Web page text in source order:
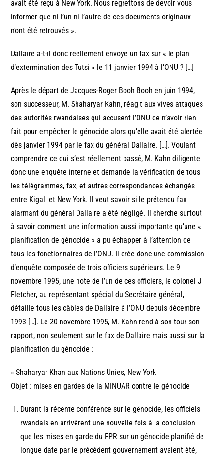
avait été reçu à New York. Nous regrettons de devoir vous
informer que ni l’un ni l’autre de ces documents originaux
n’ont été retrouvés ».
Dallaire a-t-il donc réellement envoyé un fax sur « le plan
d’extermination des Tutsi » le 11 janvier 1994 à l’ONU ? […]
Après le départ de Jacques-Roger Booh Booh en juin 1994,
son successeur, M. Shaharyar Kahn, réagit aux vives attaques
des autorités rwandaises qui accusent l’ONU de n’avoir rien
fait pour empêcher le génocide alors qu’elle avait été alertée
dès janvier 1994 par le fax du général Dallaire. […]. Voulant
comprendre ce qui s’est réellement passé, M. Kahn diligente
donc une enquête interne et demande la vérification de tous
les télégrammes, fax, et autres correspondances échangés
entre Kigali et New York. Il veut savoir si le prétendu fax
alarmant du général Dallaire a été négligé. Il cherche surtout
à savoir comment une information aussi importante qu’une «
planification de génocide » a pu échapper à l’attention de
tous les fonctionnaires de l’ONU. Il crée donc une commission
d’enquête composée de trois officiers supérieurs. Le 9
novembre 1995, une note de l’un de ces officiers, le colonel J
Fletcher, au représentant spécial du Secrétaire général,
détaille tous les câbles de Dallaire à l’ONU depuis décembre
1993 […]. Le 20 novembre 1995, M. Kahn rend à son tour son
rapport, non seulement sur le fax de Dallaire mais aussi sur la
planification du génocide :
« Shaharyar Khan aux Nations Unies, New York
Objet : mises en gardes de la MINUAR contre le génocide
Durant la récente conférence sur le génocide, les officiels
rwandais en arrivèrent une nouvelle fois à la conclusion
que les mises en garde du FPR sur un génocide planifié de
longue date par le précédent gouvernement avaient été,